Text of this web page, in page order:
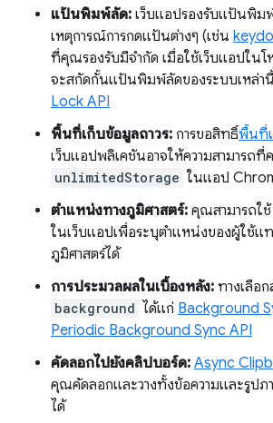
แป้นพิมพ์ลัด: เว็บแอปรองรับแป้นพิม
เหตุการณ์การกดแป้นต่างๆ (เช่น
ที่คุณรองรับมีจํากัด เมื่อใช้เว็บแอปใน
จะสกัดกั้นแป้นพิมพ์ลัดของระบบเหล่า
Lock API
พื้นที่เก็บข้อมูลถาวร: การขอสิทธิ์พื้นที่
เว็บแอปพลิเคชันอาจให้ความสามารถที่
unlimitedStorage ในแอป
ตำแหน่งทางภูมิศาสตร์: คุณสามารถใช้
ในเว็บแอปเพื่อระบุตำแหน่งของผู้ใช้
ภูมิศาสตร์ได้
การประมวลผลในเบื้องหลัง: ทางเลือ
background ได้แก่ Background
Periodic Background Sync API
คัดลอกไปยังคลิปบอร์ด: Async
คุณคัดลอกและวางทั้งข้อความและรูปภ
ได้